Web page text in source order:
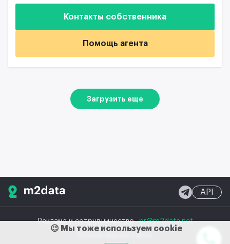
Контакты собственника
Помощь агента
Загрузить еще
Реклама и сотрудничествоpr@m2data.net
API
😉 Мы тоже используем cookie